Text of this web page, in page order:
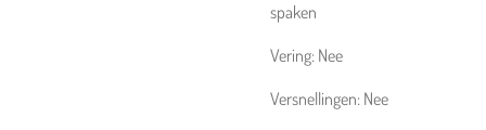
spaken
Vering: Nee
Versnellingen: Nee